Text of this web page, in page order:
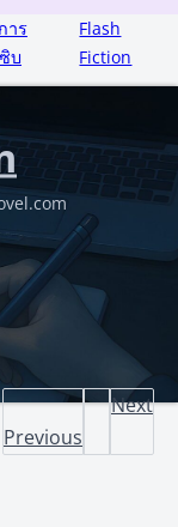
าร
บ
Flash
Fiction
Previous
Next